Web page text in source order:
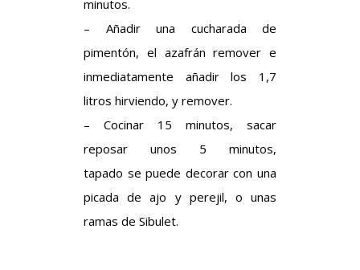
minutos.
– Añadir una cucharada de
pimentón, el azafrán remover e
inmediatamente añadir los 1,7
litros hirviendo, y remover.
– Cocinar 15 minutos, sacar
reposar unos 5 minutos,
tapado se puede decorar con una
picada de ajo y perejil, o unas
ramas de Sibulet.